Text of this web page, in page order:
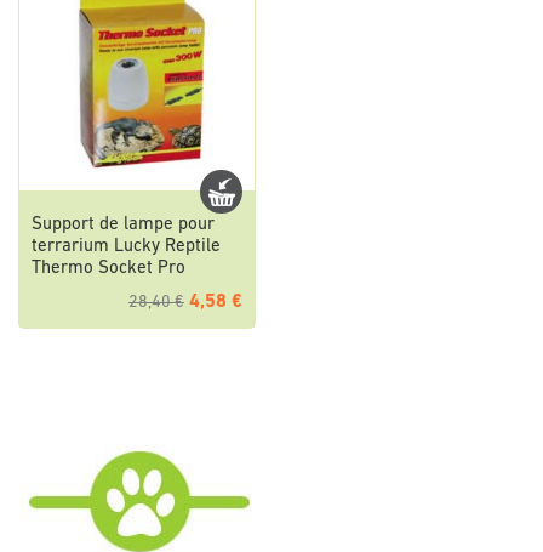
Support de lampe pour
terrarium Lucky Reptile
Thermo Socket Pro
28,40 € 4,58 €